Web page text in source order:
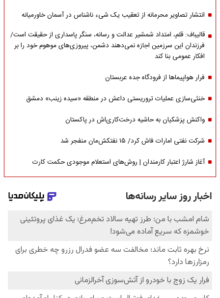
انتشار تصاویر محرمانه از تعقیب یک شیء ناشناس در آسمان خاورمیانه
قالیباف: قلم، امتداد شمشیر عدالت و رسانه، سنگر پاسداری از حقیقت است/
فرزندان این سرزمین اجازه نمی‌دهند دشمن، پیروزی‌های موهوم خود را بر
افکار عمومی بنا کند
فرار هواپیماها از فرودگاه جده عربستان
خنثی‌سازی عملیات تروریستی داعش در منطقه «سیده زینب» دمشق
واکنش پزشکیان به حاشیه درخت‌کاری‌اش در پاکستان
شرکت نفتی امارات فاش کرد/ ۱۵ نفتکش‌مان منفجر شد
آغاز شارژ اعتبار کارمندان | روش‌های استعلام موجودی حکمت کارت